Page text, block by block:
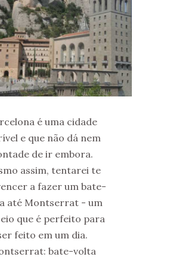
é uma cidade
e que não dá nem
de ir embora.
assim, tentarei te
a fazer um bate-
até Montserrat - um
que é perfeito para
feito em um dia.
bate-volta